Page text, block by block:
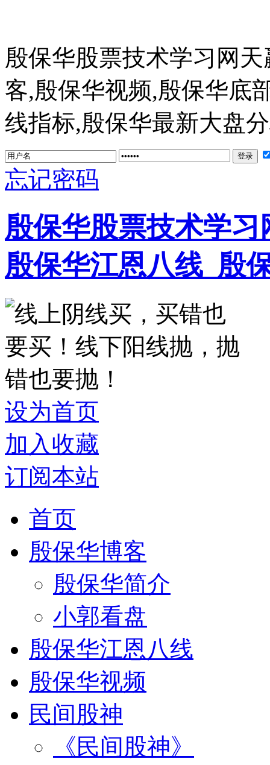
殷保华股票技术学习网
客,殷保华视频,殷保华底
线指标,殷保华最新大盘
忘记密码
殷保华股票技术学
殷保华江恩八线_殷
设为首页
加入收藏
订阅本站
首页
殷保华博客
殷保华简介
小郭看盘
殷保华江恩八线
殷保华视频
民间股神
《民间股神》